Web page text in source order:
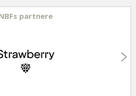
partnere